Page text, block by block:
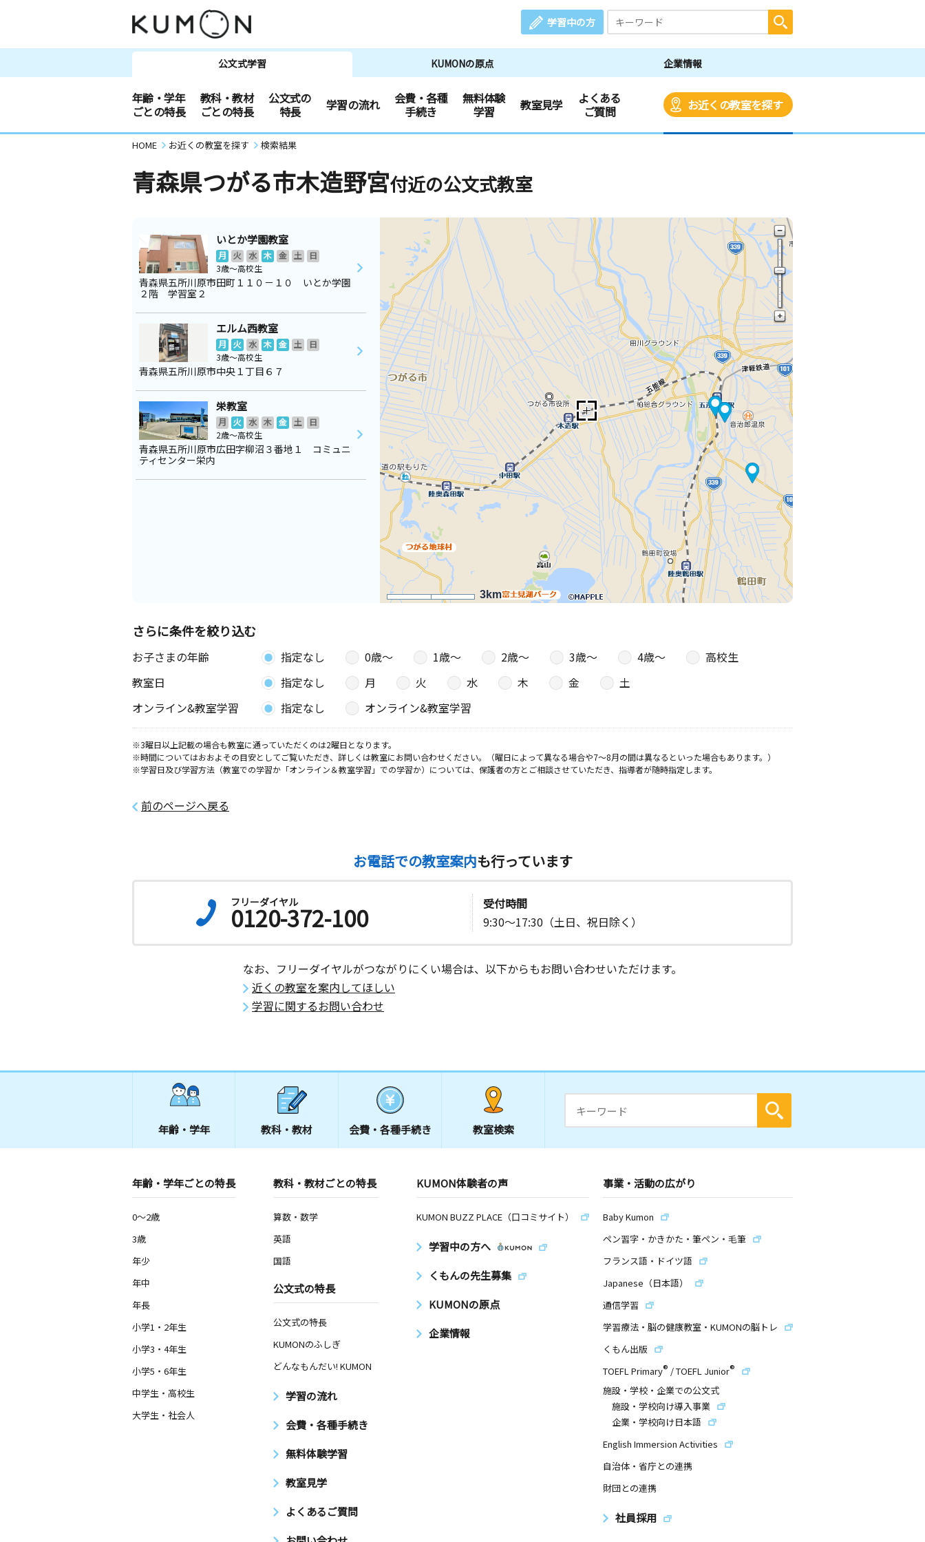
学習中の方
公文式学習 KUMONの原点 企業情報
年齢・学年
ごとの特長
教科・教材
ごとの特長
公文式の
特長
学習の流れ
会費・各種
手続き
無料体験
学習
教室見学
よくある
ご質問
お近くの教室を探す
HOME お近くの教室を探す 検索結果
青森県つがる市木造野宮付近の公文式教室
3km
いとか学園教室
月 火 水 木 金 土
日
3歳～高校生
青森県五所川原市田町１１０－１０ いとか学園
２階 学習室２
エルム西教室
月 火 水 木 金 土
日
3歳～高校生
青森県五所川原市中央１丁目６７
栄教室
月 火 水 木 金 土
日
2歳～高校生
青森県五所川原市広田字柳沼３番地１ コミュニ
ティセンター栄内
さらに条件を絞り込む
お子さまの年齢 指定なし 0歳〜 1歳〜 2歳〜 3歳〜 4歳〜
高校生
教室日
指定なし 月 火 水 木 金
土
オンライン&教室学習
指定なし オンライン&教室学習
※3曜日以上記載の場合も教室に通っていただくのは2曜日となります。
※時間についてはおおよその目安としてご覧いただき、詳しくは教室にお問い合わせください。（曜日によって異なる場合や7～8月の間は異なるといった場合もあります。）
※学習日及び学習方法（教室での学習か「オンライン＆教室学習」での学習か）については、保護者の方とご相談させていただき、指導者が随時指定します。
前のページへ戻る
お電話での教室案内も行っています
フリーダイヤル
0120-372-100
受付時間
9:30～17:30（土日、祝日除く）
なお、フリーダイヤルがつながりにくい場合は、以下からもお問い合わせいただけます。
近くの教室を案内してほしい
学習に関するお問い合わせ
年齢・学年 教科・教材 会費・ 各種手続き 教室検索
年齢・学年ごとの特長
0～2歳
3歳
年少
年中
年長
小学1・2年生
小学3・4年生
小学5・6年生
中学生・高校生
大学生・社会人
教科・教材ごとの特長
算数・数学
英語
国語
公文式の特長
公文式の特長
KUMONのふしぎ
どんなもんだい! KUMON
学習の流れ
会費・各種手続き
無料体験学習
教室見学
よくあるご質問
KUMON体験者の声
KUMON BUZZ PLACE（口コミサイト）
学習中の方へ
くもんの先生募集
KUMONの原点
企業情報
事業・活動の広がり
Baby Kumon
ペン習字・かきかた・筆ペン・毛筆
フランス語・ドイツ語
Japanese（日本語）
通信学習
学習療法・脳の健康教室・KUMONの脳トレ
くもん出版
TOEFL Primary® /TOEFL Junior®
施設・学校・企業での公文式
施設・学校向け導入事業
企業・学校向け日本語
English Immersion Activities
自治体・省庁との連携
財団との連携
社員採用